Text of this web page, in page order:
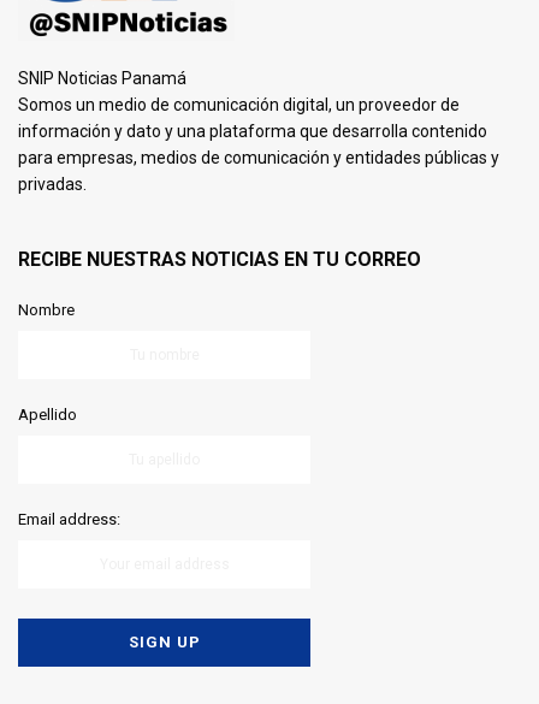
SNIP Noticias Panamá
Somos un medio de comunicación digital, un proveedor de
información y dato y una plataforma que desarrolla contenido
para empresas, medios de comunicación y entidades públicas y
privadas.
RECIBE NUESTRAS NOTICIAS EN TU CORREO
Nombre
Apellido
Email address: